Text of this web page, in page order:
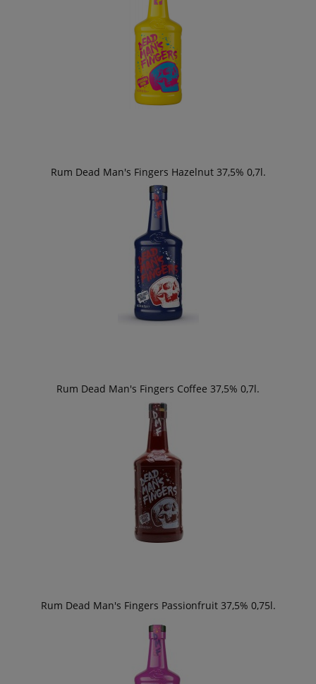
Rum Dead Man's Fingers Hazelnut 37,5% 0,7l.
Rum Dead Man's Fingers Coffee 37,5% 0,7l.
Rum Dead Man's Fingers Passionfruit 37,5% 0,75l.